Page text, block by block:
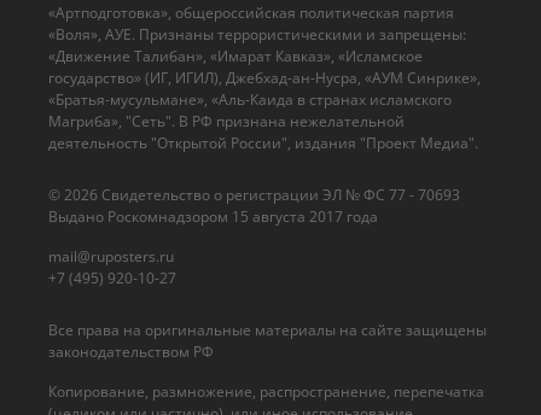
Все права на оригинальные материалы на сайте защищены
законодательством РФ
Копирование, размножение, распространение, перепечатка
© 2026 Cвидетельство о регистрации ЭЛ № ФС 77 - 70693
Выдано Роскомнадзором 15 августа 2017 года
mail@ruposters.ru
+7 (495) 920-10-27
«Артподготовка», общероссийская политическая партия
«Воля», АУЕ. Признаны террористическими и запрещены:
«Движение Талибан», «Имарат Кавказ», «Исламское
государство» (ИГ, ИГИЛ), Джебхад-ан-Нусра, «АУМ Синрике»,
«Братья-мусульмане», «Аль-Каида в странах исламского
Магриба», "Сеть". В РФ признана нежелательной
деятельность "Открытой России", издания "Проект Медиа".